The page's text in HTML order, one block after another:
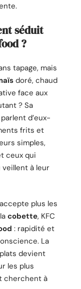
séduit
?
tapage, mais
doré, chaud
face aux
? Sa
parlent d’eux-
frits et
simples,
ceux qui
à leur
plus les
cobette, KFC
: rapidité et
La
devient
les plus
cherchent à